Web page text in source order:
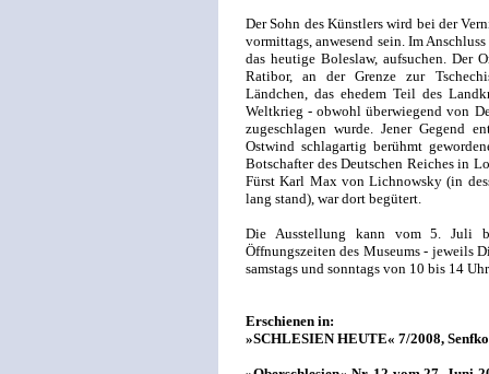
Der Sohn des Künstlers wird bei der
vormittags, anwesend sein. Im
das heutige Boleslaw, aufsuchen. Der
Ratibor, an der Grenze zur
Ländchen, das ehedem Teil des
Weltkrieg - obwohl überwiegend von
zugeschlagen wurde. Jener Gegend
Ostwind schlagartig berühmt
Botschafter des Deutschen Reiches in
Fürst Karl Max von Lichnowsky (in
lang stand), war dort begütert.
Die Ausstellung kann vom 5. Juli
Öffnungszeiten des Museums - jeweils
samstags und sonntags von 10 bis 14
Erschienen in:
»SCHLESIEN HEUTE« 7/2008,